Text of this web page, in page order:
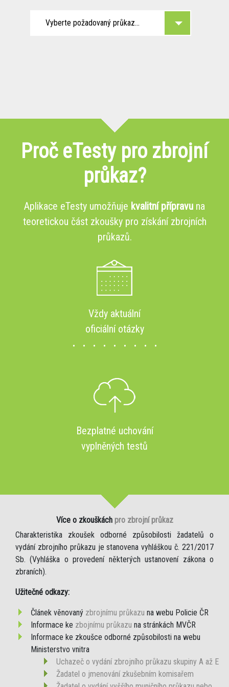
Vyberte požadovaný průkaz...
Proč eTesty pro zbrojní
průkaz?
Aplikace eTesty umožňuje kvalitní přípravu na
teoretickou část zkoušky pro získání zbrojních
průkazů.
Vždy aktuální
oficiální otázky
Bezplatné uchování
vyplněných testů
Více o zkouškách pro zbrojní průkaz
Charakteristika zkoušek odborné způsobilosti žadatelů o
vydání zbrojního průkazu je stanovena vyhláškou č. 221/2017
Sb. (Vyhláška o provedení některých ustanovení zákona o
zbraních).
Užitečné odkazy:
Článek věnovaný zbrojnímu průkazu na webu Policie ČR
Informace ke zbojnímu průkazu na stránkách MVČR
Informace ke zkoušce odborné způsobilosti na webu
Ministerstvo vnitra
Uchazeč o vydání zbrojního průkazu skupiny A až E
Žadatel o jmenování zkušebním komisařem